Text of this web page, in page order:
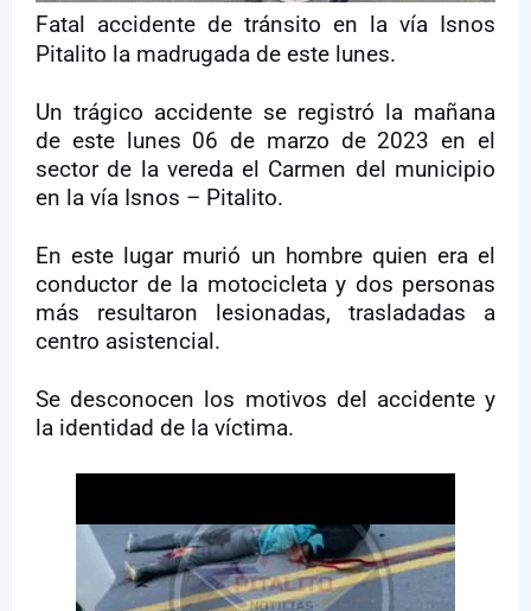
Fatal accidente de tránsito en la vía Isnos
Pitalito la madrugada de este lunes.
Un trágico accidente se registró la mañana
de este lunes 06 de marzo de 2023 en el
sector de la vereda el Carmen del municipio
en la vía Isnos – Pitalito.
En este lugar murió un hombre quien era el
conductor de la motocicleta y dos personas
más resultaron lesionadas, trasladadas a
centro asistencial.
Se desconocen los motivos del accidente y
la identidad de la víctima.